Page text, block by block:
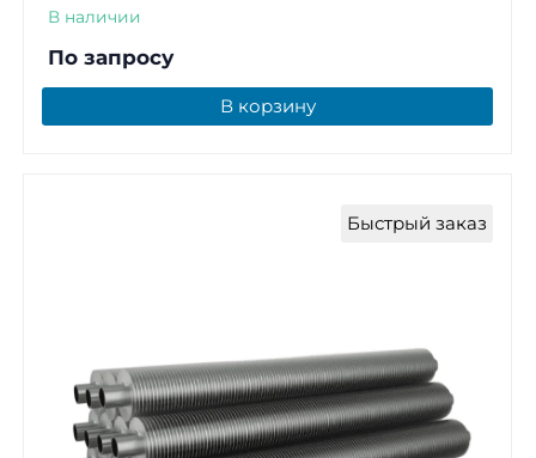
В наличии
По запросу
В корзину
Быстрый заказ